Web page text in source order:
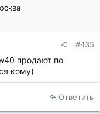
#435
продают по
кому)
Ответить